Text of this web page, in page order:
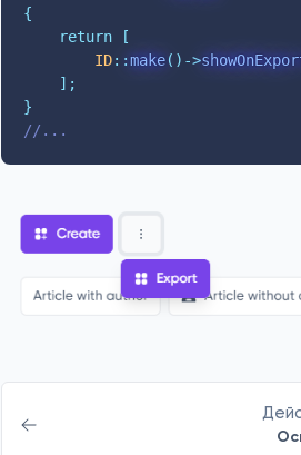
{
return
[
ID::make()->
];
}
//...